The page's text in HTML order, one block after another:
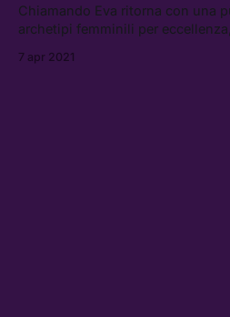
Chiamando Eva ritorna con una
archetipi femminili per
7 apr 2021